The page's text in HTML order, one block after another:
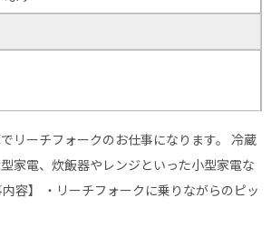
リーチフォークのお仕事になります。 冷蔵
家電、炊飯器やレンジといった小型家電な
容】 ・リーチフォークに乗りながらのピッ